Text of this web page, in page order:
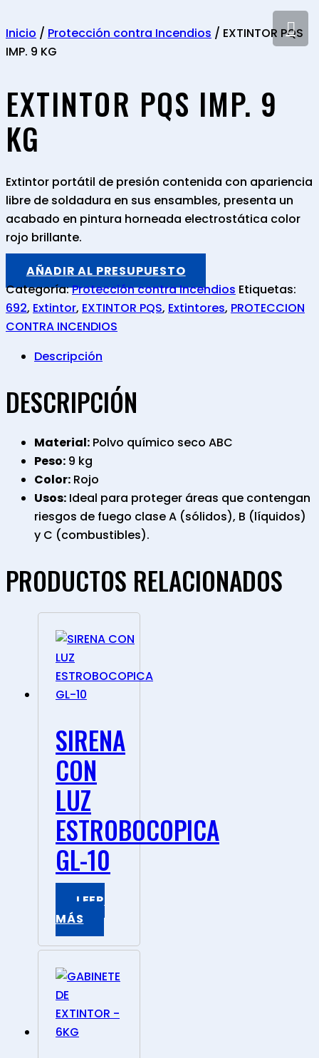
Inicio / Protección contra Incendios / EXTINTOR PQS
IMP. 9 KG
EXTINTOR PQS IMP. 9
KG
Extintor portátil de presión contenida con apariencia
libre de soldadura en sus ensambles, presenta un
acabado en pintura horneada electrostática color
rojo brillante.
AÑADIR AL PRESUPUESTO
Categoría:Protección contra Incendios Etiquetas:
692, Extintor, EXTINTOR PQS, Extintores, PROTECCION
CONTRA INCENDIOS
Descripción
DESCRIPCIÓN
Material: Polvo químico seco ABC
Peso: 9 kg
Color: Rojo
Usos: Ideal para proteger áreas que contengan
riesgos de fuego clase A (sólidos), B (líquidos)
y C (combustibles).
PRODUCTOS RELACIONADOS
SIRENA
CON
LUZ
ESTROBOCOPICA
GL-10
LEER
MÁS